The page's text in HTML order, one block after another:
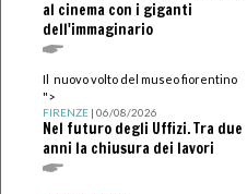
al cinema con i giganti
dell'immaginario
Il nuovo volto del museo fiorentino
">
FIRENZE| 06/08/2026
Nel futuro degli Uffizi. Tra due
anni la chiusura dei lavori